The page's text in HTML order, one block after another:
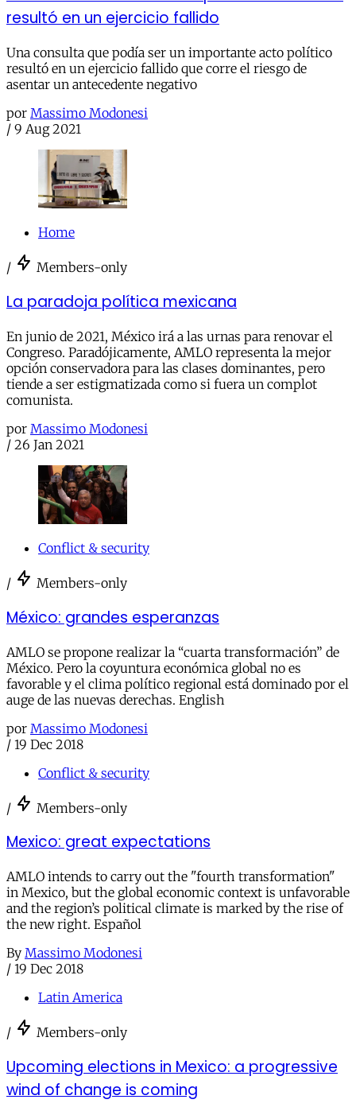
resultó en un ejercicio fallido
Una consulta que podía ser un importante acto político
resultó en un ejercicio fallido que corre el riesgo de
asentar un antecedente negativo
por Massimo Modonesi
/ 9 Aug 2021
Home
/ Members-only
La paradoja política mexicana
En junio de 2021, México irá a las urnas para renovar el
Congreso. Paradójicamente, AMLO representa la mejor
opción conservadora para las clases dominantes, pero
tiende a ser estigmatizada como si fuera un complot
comunista.
por Massimo Modonesi
/ 26 Jan 2021
Conflict & security
/ Members-only
México: grandes esperanzas
AMLO se propone realizar la “cuarta transformación” de
México. Pero la coyuntura económica global no es
favorable y el clima político regional está dominado por el
auge de las nuevas derechas. English
por Massimo Modonesi
/ 19 Dec 2018
Conflict & security
/ Members-only
Mexico: great expectations
AMLO intends to carry out the "fourth transformation"
in Mexico, but the global economic context is unfavorable
and the region’s political climate is marked by the rise of
the new right. Español
By Massimo Modonesi
/ 19 Dec 2018
Latin America
/ Members-only
Upcoming elections in Mexico: a progressive
wind of change is coming